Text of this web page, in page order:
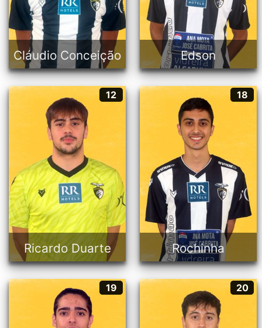
Cláudio Conceição
Português
Edson
Português
12
Ricardo Duarte
Ricardo Duarte
Guarda-redes
21 anos
Português
18
Rochinha
Rochinha
Fixo
21 anos
Português
19
Kiko 20
Ricardo Silva